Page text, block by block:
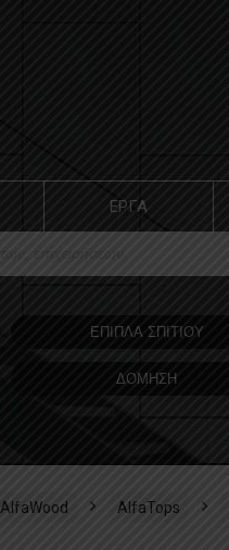
ΕΡΓΑ
ΕΠΙΠΛΑ ΣΠΙΤΙΟΥ
ΔΟΜΗΣΗ
AlfaWood AlfaTops